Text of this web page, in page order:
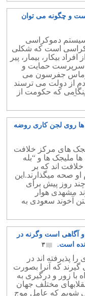
و چگونه می توان
دموکراسی
است که شکلی
بیکار، بیمار، پیر
سرپرست حمایت و
جفرسون می
از دولت می ترسند
که حکومت از
آزادی است.”
روی لجن کاری روضه
های مرکز خلافت
ملیجک ها و “بله
اند که بر
صحه میگذارند.این
روز پیش برای
مشهدی هوار
آخوند سعودی به
به خاندان آل سعود
آگاهی است وگرنه در
است.
۳
پذیرفته اند در
که آنرا بصورت
با زور و درگیری به
مختلف جهان
شویم که عامل موج